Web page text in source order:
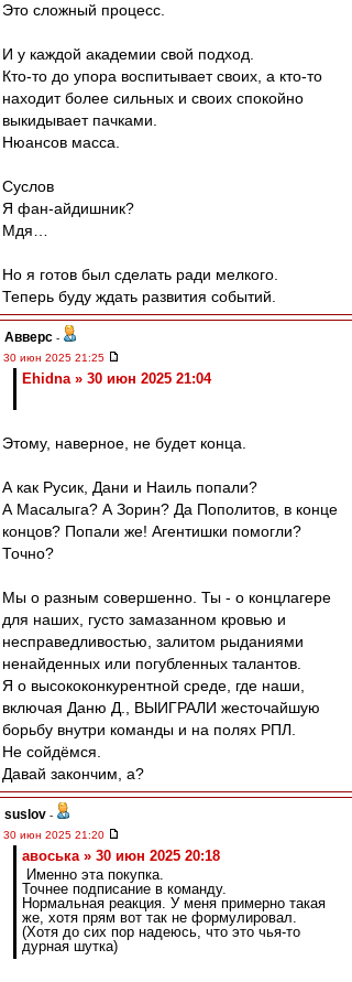
Это сложный процесс.
И у каждой академии свой подход.
Кто-то до упора воспитывает своих, а кто-то
находит более сильных и своих спокойно
выкидывает пачками.
Нюансов масса.
Суслов
Я фан-айдишник?
Мдя…
Но я готов был сделать ради мелкого.
Теперь буду ждать развития событий.
Авверс -
30 июн 2025 21:25
Ehidna » 30 июн 2025 21:04
Этому, наверное, не будет конца.
А как Русик, Дани и Наиль попали?
А Масалыга? А Зорин? Да Пополитов, в конце
концов? Попали же! Агентишки помогли?
Точно?
Мы о разным совершенно. Ты - о концлагере
для наших, густо замазанном кровью и
несправедливостью, залитом рыданиями
ненайденных или погубленных талантов.
Я о высококонкурентной среде, где наши,
включая Даню Д., ВЫИГРАЛИ жесточайшую
борьбу внутри команды и на полях РПЛ.
Не сойдёмся.
Давай закончим, а?
suslov -
30 июн 2025 21:20
авоська » 30 июн 2025 20:18
Именно эта покупка.
Точнее подписание в команду.
Нормальная реакция. У меня примерно такая
же, хотя прям вот так не формулировал.
(Хотя до сих пор надеюсь, что это чья-то
дурная шутка)